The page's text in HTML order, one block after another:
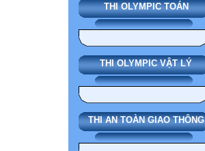
THI OLYMPIC TOÁN
THI OLYMPIC VẬT LÝ
THI AN TOÀN GIAO THÔNG